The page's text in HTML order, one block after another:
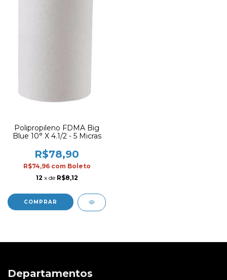
Polipropileno FDMA Big
Blue 10° X 4.1/2 - 5 Micras
R$78,90
R$74,96 com Boleto
12 x de R$8,12
Departamentos